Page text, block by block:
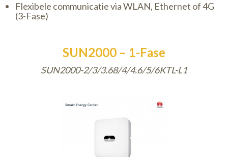
Flexibele communicatie via WLAN, Ethernet of 4G
(3-Fase)
SUN2000 – 1-Fase
SUN2000-2/3/3.68/4/4.6/5/6KTL-L1